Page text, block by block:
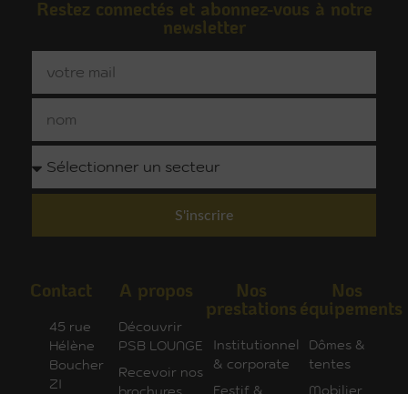
Restez connectés et abonnez-vous à notre
newsletter
S'inscrire
Contact
45 rue
Hélène
Boucher
ZI
A propos
Découvrir
PSB LOUNGE
Recevoir nos
Nos
prestations
Institutionnel
& corporate
Nos
équipements
Dômes &
tentes